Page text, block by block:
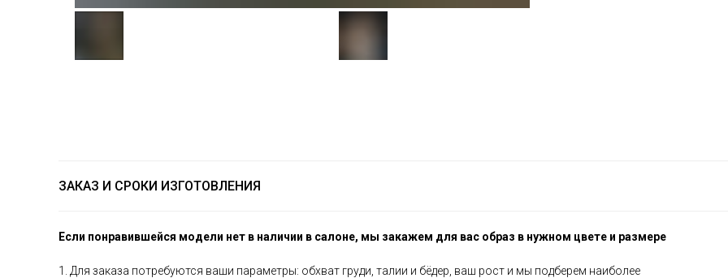
ЗАКАЗ И СРОКИ ИЗГОТОВЛЕНИЯ
Если понравившейся модели нет в наличии в салоне, мы закажем для вас образ в нужном цвете и размере
1. Для заказа потребуются ваши параметры: обхват груди, талии и бёдер, ваш рост и мы подберем наиболее